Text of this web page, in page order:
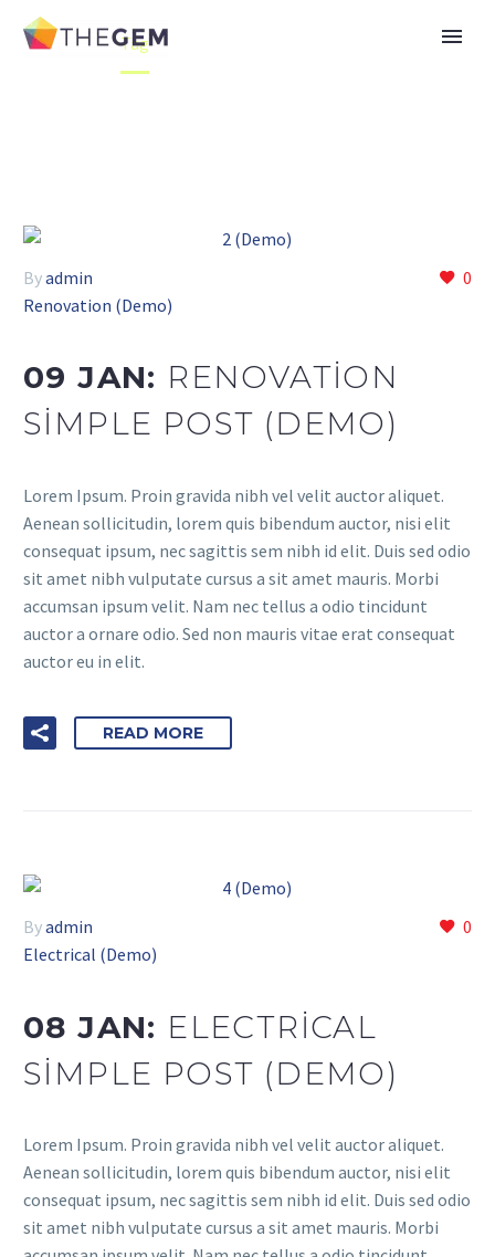
Home Tag
0
Byadmin
Renovation (Demo)
09 JAN: RENOVATION
SIMPLE POST (DEMO)
Lorem Ipsum. Proin gravida nibh vel velit auctor aliquet.
Aenean sollicitudin, lorem quis bibendum auctor, nisi elit
consequat ipsum, nec sagittis sem nibh id elit. Duis sed odio
sit amet nibh vulputate cursus a sit amet mauris. Morbi
accumsan ipsum velit. Nam nec tellus a odio tincidunt
auctor a ornare odio. Sed non mauris vitae erat consequat
auctor eu in elit.
READ MORE
0
Byadmin
Electrical (Demo)
08 JAN: ELECTRICAL
SIMPLE POST (DEMO)
Lorem Ipsum. Proin gravida nibh vel velit auctor aliquet.
Aenean sollicitudin, lorem quis bibendum auctor, nisi elit
consequat ipsum, nec sagittis sem nibh id elit. Duis sed odio
sit amet nibh vulputate cursus a sit amet mauris. Morbi